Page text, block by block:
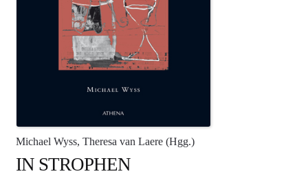
Agenturleistungen
Newsletter
o
u
Michael Wyss, Theresa van Laere (Hgg.)
IN STROPHEN